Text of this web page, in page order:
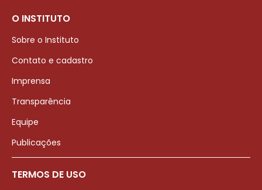
O INSTITUTO
Sobre o Instituto
Contato e cadastro
Imprensa
Transparência
Equipe
Publicações
TERMOS DE USO